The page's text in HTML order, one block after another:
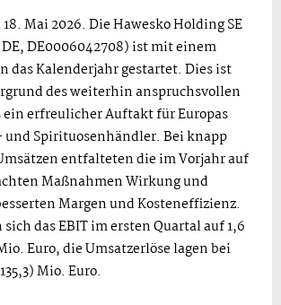
Mai 2026. Die Hawesko Holding SE
DE0006042708) ist mit einem
das Kalenderjahr gestartet. Dies ist
des weiterhin anspruchsvollen
erfreulicher Auftakt für Europas
und Spirituosenhändler. Bei knapp
entfalteten die im Vorjahr auf
Maßnahmen Wirkung und
Margen und Kosteneffizienz.
das EBIT im ersten Quartal auf 1,6
Euro, die Umsatzerlöse lagen bei
Mio. Euro.